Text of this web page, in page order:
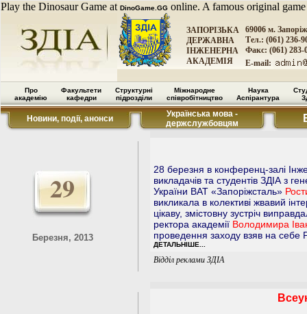
Play the Dinosaur Game at DinoGame.GG online. A famous original
ЗАПОРІЗЬКА
ДЕРЖАВНА
ІНЖЕНЕРНА
АКАДЕМІЯ
69006 м.
Тел.: (061) 236-
Факс: (061) 283-
E-mail:
Про
академію
Факультети
кафедри
Структурні
підрозділи
Міжнародне
співробітництво
Наука
Аспірантура
Новини, події, анонси
Українська мова -
держслужбовцям
29
Березня, 2013
28 березня в конференц-залі
викладачів та студентів ЗДІА з
України ВАТ «Запоріжсталь»
викликала в колективі жвавий
цікаву, змістовну зустріч
ректора академії Володимира
проведення заходу взяв на себе
ДЕТАЛЬНІШЕ...
Відділ реклами ЗДІА